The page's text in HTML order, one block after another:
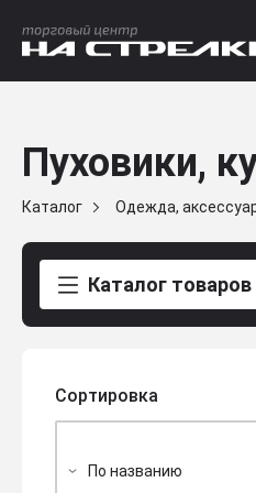
Пуховики,
Каталог Одежда,
Каталог товаров
Сортировка